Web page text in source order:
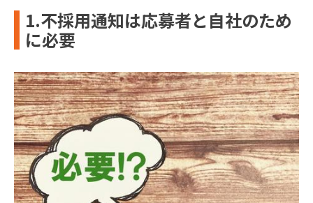
1.不採用通知は応募者と自社のため
に必要